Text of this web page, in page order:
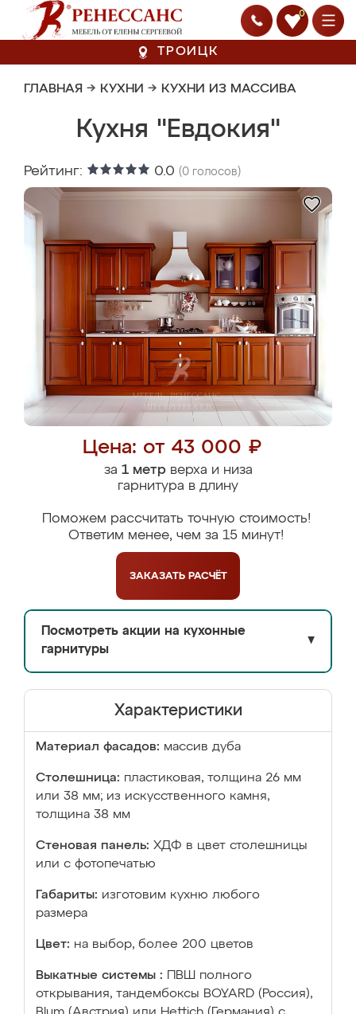
0
ТРОИЦК
ГЛАВНАЯ → КУХНИ → КУХНИ ИЗ МАССИВА
Кухня "Евдокия"
Рейтинг: 0.0 (0 голосов)
Цена: от 43 000 ₽
за 1 метрверха и низа
гарнитура в длину
Поможем рассчитать точную стоимость!
Ответим менее, чем за 15 минут!
ЗАКАЗАТЬ РАСЧЁТ
Посмотреть акции на кухонные
гарнитуры
▼
Характеристики
Материал фасадов: массив дуба
Столешница: пластиковая, толщина 26 мм
или 38 мм; из искусственного камня,
толщина 38 мм
Стеновая панель: ХДФ в цвет столешницы
или с фотопечатью
Габариты: изготовим кухню любого
размера
Цвет: на выбор, более 200 цветов
Выкатные системы :
ПВШ полного
открывания, тандембоксы BOYARD (Россия),